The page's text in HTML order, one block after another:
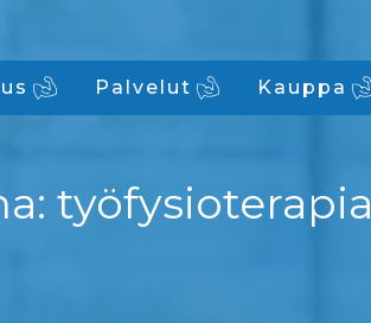
Palvelut Kauppa
työfysioterapia